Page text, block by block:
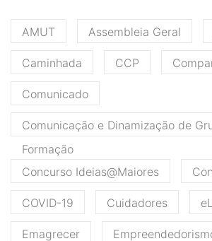
AMUT Assembleia Geral
Caminhada CCP
Comunicado
Comunicação e Dinamização de
Formação
Concurso Ideias@Maiores
COVID-19 Cuidadores
Emagrecer